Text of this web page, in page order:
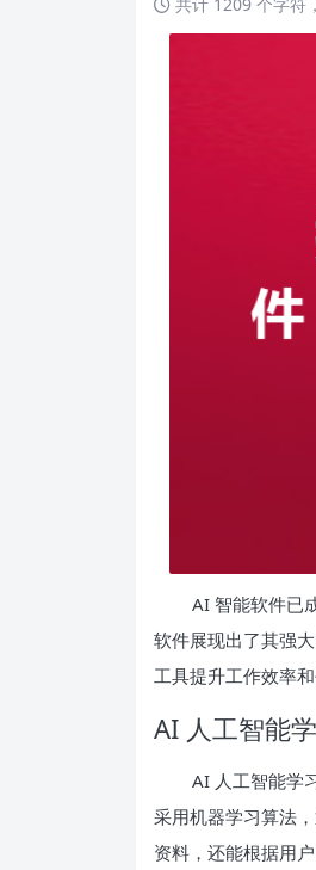
AI 智能软件已
软件展现出了其强
工具提升工作效率和
AI 人工智能
AI 人工智能学
采用机器学习算法
资料，还能根据用